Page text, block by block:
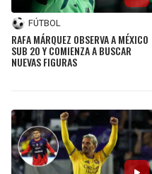
FÚTBOL
RAFA MÁRQUEZ OBSERVA A MÉXICO
SUB 20 Y COMIENZA A BUSCAR
NUEVAS FIGURAS